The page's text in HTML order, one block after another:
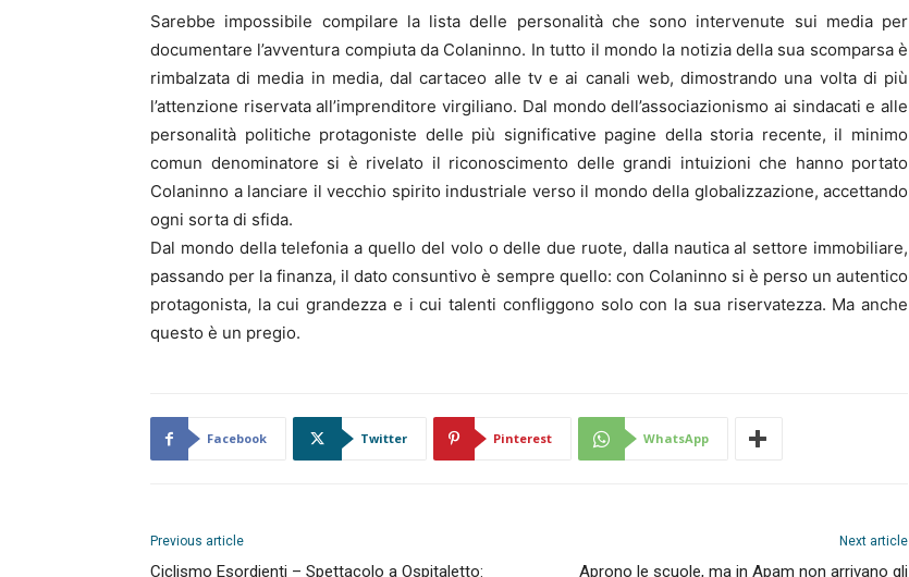
Sarebbe impossibile compilare la lista delle personalità che sono intervenute sui media per
documentare l’avventura compiuta da Colaninno. In tutto il mondo la notizia della sua scomparsa è
rimbalzata di media in media, dal cartaceo alle tv e ai canali web, dimostrando una volta di più
l’attenzione riservata all’imprenditore virgiliano. Dal mondo dell’associazionismo ai sindacati e alle
personalità politiche protagoniste delle più significative pagine della storia recente, il minimo
comun denominatore si è rivelato il riconoscimento delle grandi intuizioni che hanno portato
Colaninno a lanciare il vecchio spirito industriale verso il mondo della globalizzazione, accettando
ogni sorta di sfida.
Dal mondo della telefonia a quello del volo o delle due ruote, dalla nautica al settore immobiliare,
passando per la finanza, il dato consuntivo è sempre quello: con Colaninno si è perso un autentico
protagonista, la cui grandezza e i cui talenti confliggono solo con la sua riservatezza. Ma anche
questo è un pregio.
Facebook Twitter Pinterest WhatsApp
Previous article
Ciclismo Esordienti – Spettacolo a Ospitaletto:
Next article
Aprono le scuole, ma in Apam non arrivano gli